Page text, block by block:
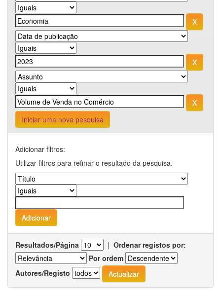
Iniciar uma nova pesquisa
Adicionar filtros:
Utilizar filtros para refinar o resultado da pesquisa.
Resultados/Página | Ordenar registos por:
Por ordem
Autores/Registo